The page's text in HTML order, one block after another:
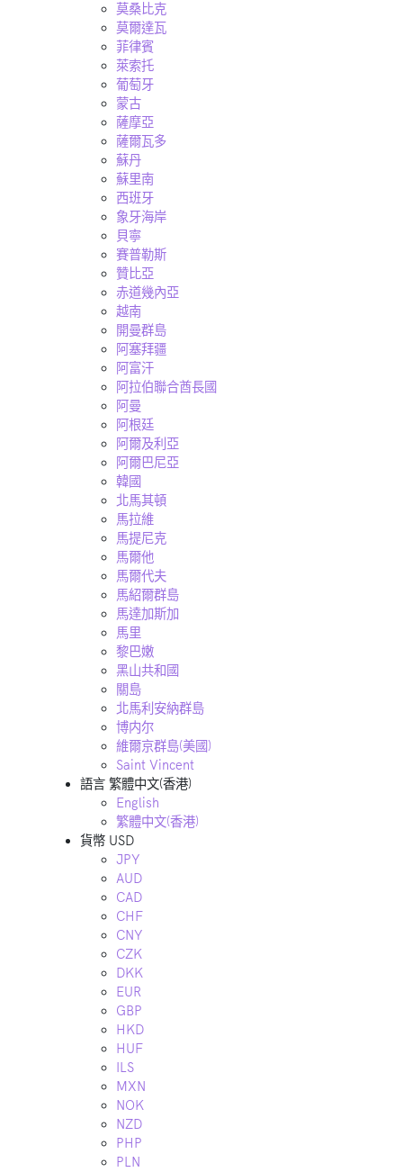
莫桑比克
莫爾達瓦
菲律賓
萊索托
葡萄牙
蒙古
薩摩亞
薩爾瓦多
蘇丹
蘇里南
西班牙
象牙海岸
貝寧
賽普勒斯
贊比亞
赤道幾內亞
越南
開曼群島
阿塞拜疆
阿富汗
阿拉伯聯合酋長國
阿曼
阿根廷
阿爾及利亞
阿爾巴尼亞
韓國
北馬其頓
馬拉維
馬提尼克
馬爾他
馬爾代夫
馬紹爾群島
馬達加斯加
馬里
黎巴嫩
黑山共和國
關島
北馬利安納群島
博内尔
維爾京群島(美國)
Saint Vincent
語言 繁體中文(香港)
English
繁體中文(香港)
貨幣 USD
JPY
AUD
CAD
CHF
CNY
CZK
DKK
EUR
GBP
HKD
HUF
ILS
MXN
NOK
NZD
PHP
PLN